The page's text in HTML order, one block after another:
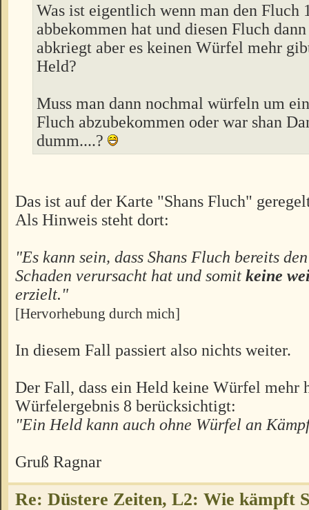
Was ist eigentlich wenn man den Fluch
abbekommen hat und diesen Fluch
abkriegt aber es keinen Würfel mehr
Held?
Muss man dann nochmal würfeln um
Fluch abzubekommen oder war shan
dumm....?
Das ist auf der Karte "Shans Fluch"
Als Hinweis steht dort:
"Es kann sein, dass Shans Fluch bereits
Schaden verursacht hat und somit keine
erzielt."
[Hervorhebung durch mich]
In diesem Fall passiert also nichts weiter.
Der Fall, dass ein Held keine Würfel mehr
Würfelergebnis 8 berücksichtigt:
"Ein Held kann auch ohne Würfel an
Gruß Ragnar
Re: Düstere Zeiten, L2: Wie kämpft